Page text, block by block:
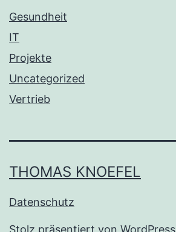
Gesundheit
IT
Projekte
Uncategorized
Vertrieb
THOMAS KNOEFEL
Datenschutz
Stolz präsentiert von WordPress